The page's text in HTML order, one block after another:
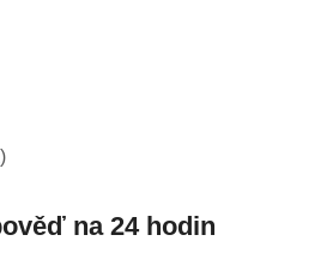
)
na 24 hodin